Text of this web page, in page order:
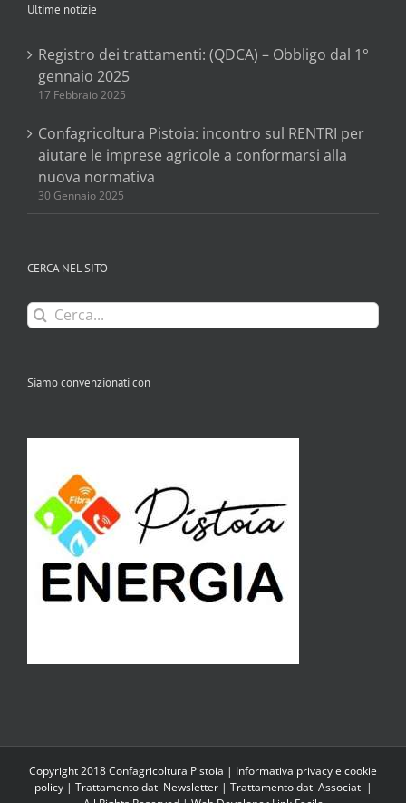
Ultime notizie
Registro dei trattamenti: (QDCA) – Obbligo dal 1°
gennaio 2025
17 Febbraio 2025
Confagricoltura Pistoia: incontro sul RENTRI per
aiutare le imprese agricole a conformarsi alla
nuova normativa
30 Gennaio 2025
CERCA NEL SITO
Cerca
per:
Siamo convenzionati con
Copyright 2018 Confagricoltura Pistoia | Informativa privacy e cookie
policy| Trattamento dati Newsletter| Trattamento dati Associati |